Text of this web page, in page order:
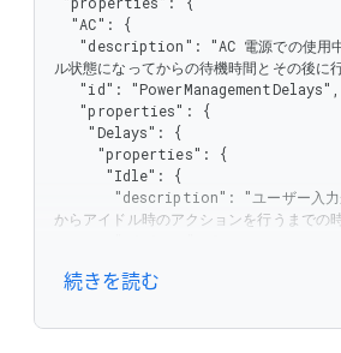
ル状態になってからの待機時間とその後に
からアイドル時のアクションを行うまでの
      },
       "description": "ユーザー入力が行われなくなって
続きを読む